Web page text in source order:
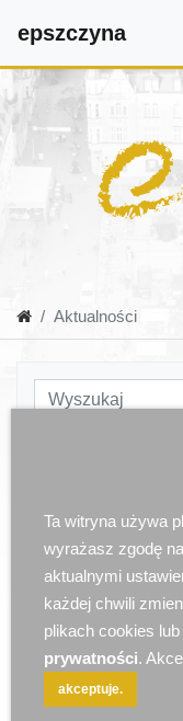
epszczyna
Aktualności
Ta witryna używa
wyrażasz zgodę
aktualnymi
każdej chwili
plikach cookies
prywatności.
akceptuje.